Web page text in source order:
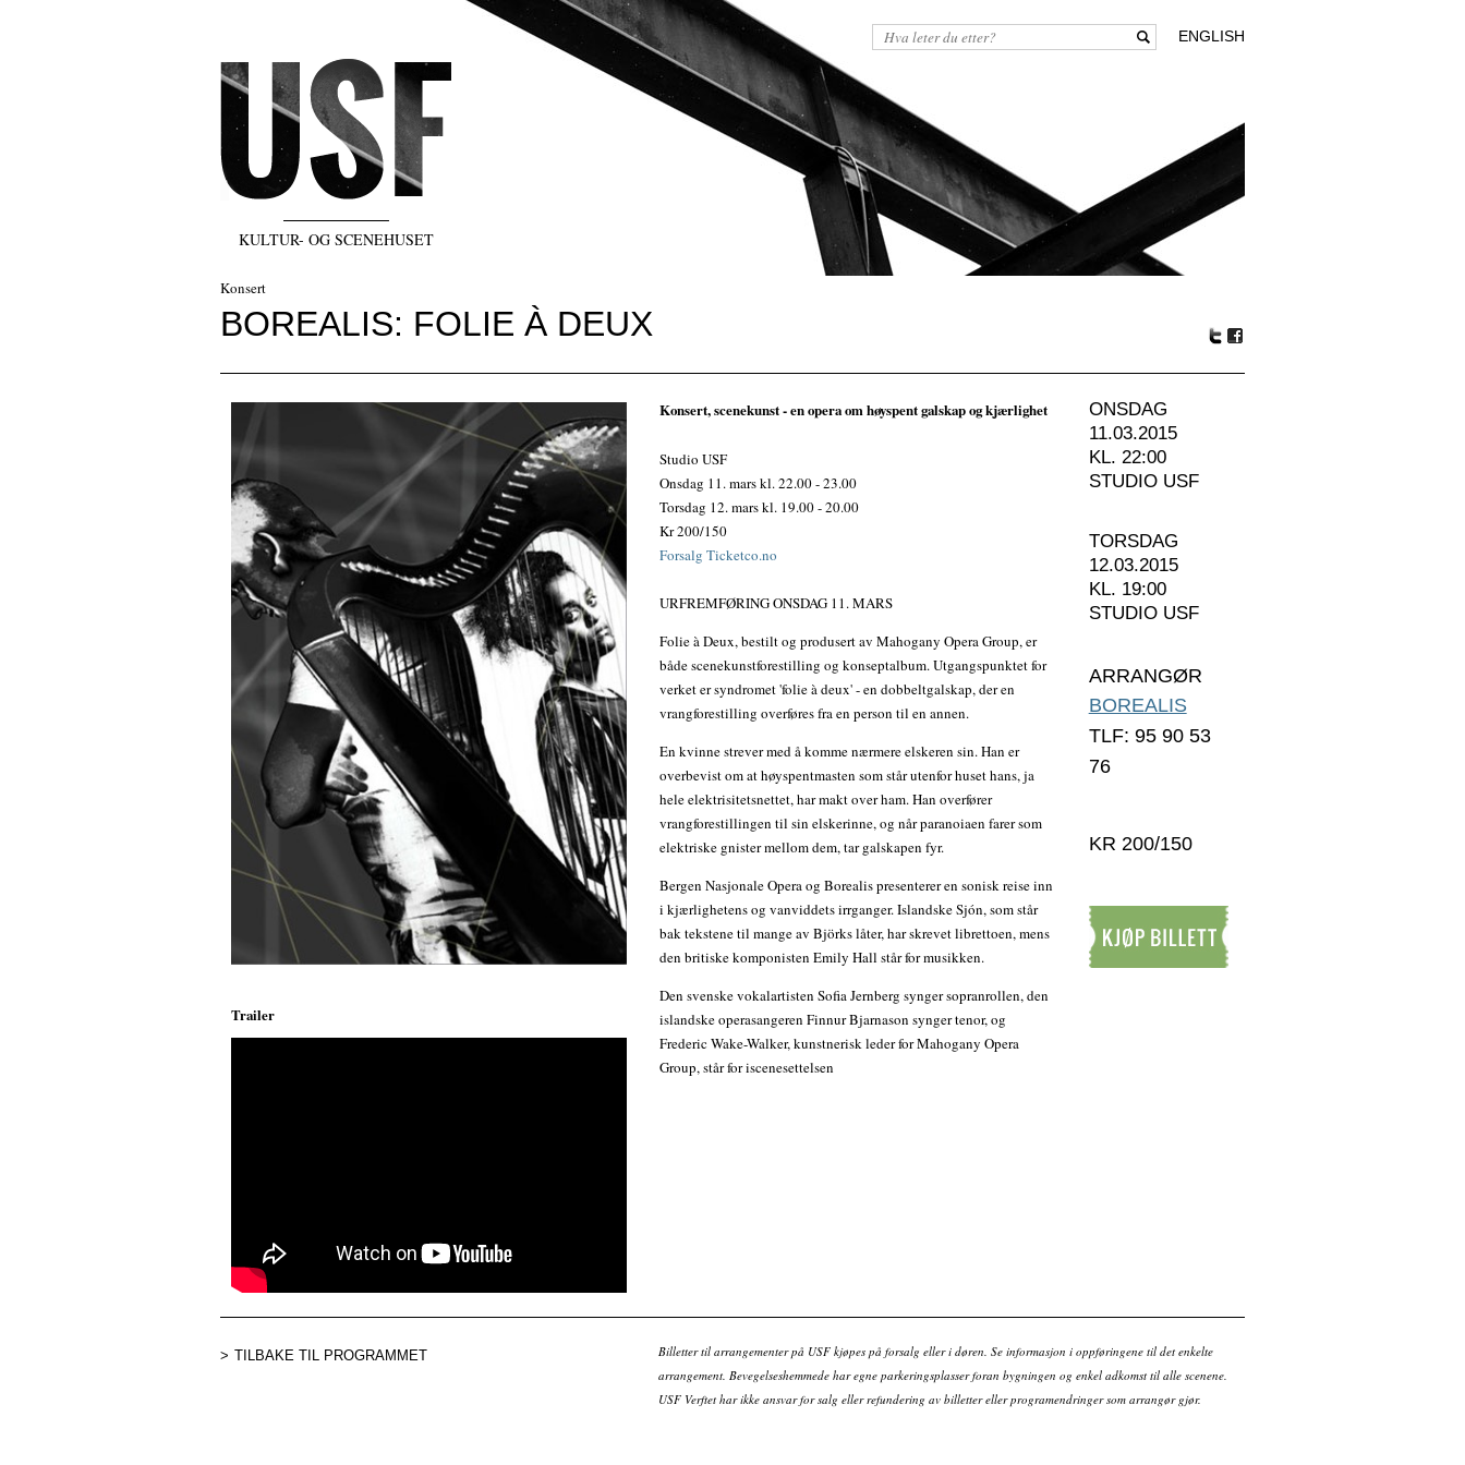
KULTUR- OG SCENEHUSET
ENGLISH
Konsert
BOREALIS: FOLIE À DEUX
Trailer
Konsert, scenekunst - en opera om høyspent galskap og kjærlighet
Studio USF
Onsdag 11. mars kl. 22.00 - 23.00
Torsdag 12. mars kl. 19.00 - 20.00
Kr 200/150
Forsalg Ticketco.no
URFREMFØRING ONSDAG 11. MARS
Folie à Deux, bestilt og produsert av Mahogany Opera Group, er
både scenekunstforestilling og konseptalbum. Utgangspunktet for
verket er syndromet 'folie à deux' - en dobbeltgalskap, der en
vrangforestilling overføres fra en person til en annen.
En kvinne strever med å komme nærmere elskeren sin. Han er
overbevist om at høyspentmasten som står utenfor huset hans, ja
hele elektrisitetsnettet, har makt over ham. Han overfører
vrangforestillingen til sin elskerinne, og når paranoiaen farer som
elektriske gnister mellom dem, tar galskapen fyr.
Bergen Nasjonale Opera og Borealis presenterer en sonisk reise inn
i kjærlighetens og vanviddets irrganger. Islandske Sjón, som står
bak tekstene til mange av Björks låter, har skrevet librettoen, mens
den britiske komponisten Emily Hall står for musikken.
Den svenske vokalartisten Sofia Jernberg synger sopranrollen, den
islandske operasangeren Finnur Bjarnason synger tenor, og
Frederic Wake-Walker, kunstnerisk leder for Mahogany Opera
Group, står for iscenesettelsen
ONSDAG
11.03.2015
KL. 22:00
STUDIO USF
TORSDAG
12.03.2015
KL. 19:00
STUDIO USF
ARRANGØR
BOREALIS
TLF: 95 90 53
76
KR 200/150
TILBAKE TIL PROGRAMMET
Billetter til arrangementer på USF kjøpes på forsalg eller i døren. Se informasjon i oppføringene til det enkelte
arrangement. Bevegelseshemmede har egne parkeringsplasser foran bygningen og enkel adkomst til alle scenene.
USF Verftet har ikke ansvar for salg eller refundering av billetter eller programendringer som arrangør gjør.